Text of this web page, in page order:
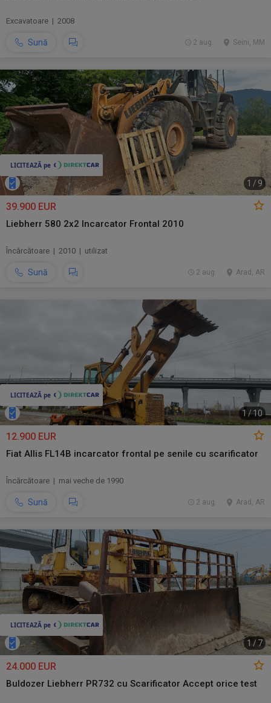
Excavatoare | 2008
Sună Seini, MM
2 aug.
1 /9
39.900 EUR
Liebherr 580 2x2 Incarcator Frontal 2010
Încărcătoare | 2010 | utilizat
Sună Arad, AR
2 aug.
1/10
12.900 EUR
Fiat Allis FL14B incarcator frontal pe senile cu scarificator
Încărcătoare | mai veche de 1990
Sună Arad, AR
2 aug.
1 /7
24.000 EUR
Buldozer Liebherr PR732 cu Scarificator Accept orice test